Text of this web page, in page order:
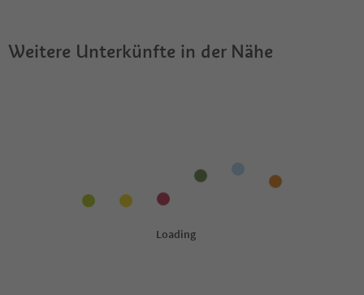
Weitere Unterkünfte in der Nähe